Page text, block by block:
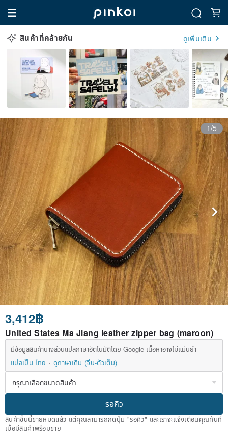
สินค้าที่คล้ายกัน ดูเพิ่มเติม
1/5
3,412฿
United States Ma Jiang leather zipper bag (maroon)
มีข้อมูลสินค้าบางส่วนแปลภาษาอัตโนมัติโดย Google เนื้อหาอาจไม่แม่นยำ
แปลเป็น ไทย
ดูภาษาเดิม (จีน-ตัวเต็ม)
รอคิว
สินค้าชิ้นนี้ขายหมดแล้ว แต่คุณสามารถกดปุ่ม "รอคิว" และเราจะแจ้งเตือนคุณทันที
เมื่อมีสินค้าพร้อมขาย